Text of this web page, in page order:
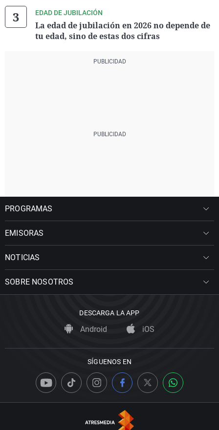
EDAD DE JUBILACIÓN
La edad de jubilación en 2026 no depende de
tu edad, sino de estas dos cifras
PROGRAMAS
EMISORAS
NOTICIAS
SOBRE NOSOTROS
DESCARGA LA APP
Android iOS
SÍGUENOS EN